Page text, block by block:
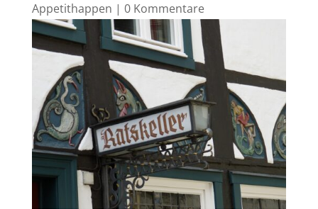
Appetithappen | 0 Kommentare